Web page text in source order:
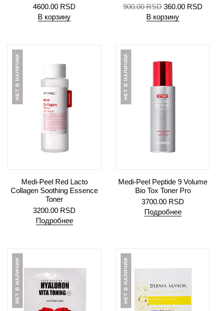
4600.00 RSD
В корзину
900.00RSD 360.00 RSD
В корзину
НЕТ В НАЛИЧИИ
Medi-Peel Red Lacto
Collagen Soothing Essence
Toner
3200.00 RSD
Подробнее
НЕТ В НАЛИЧИИ
Medi-Peel Peptide 9 Volume
Bio Tox Toner Pro
3700.00 RSD
Подробнее
НЕТ В НАЛИЧИИ НЕТ В НАЛИЧИИ